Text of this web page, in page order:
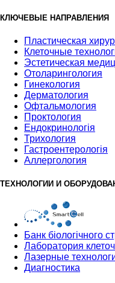
КЛЮЧЕВЫЕ НАПРАВЛЕНИЯ
Пластическая
Клеточные
Эстетическая
Отоларингология
Гинекология
Дерматология
Офтальмология
Проктология
Ендокринологія
Трихология
Гастроентерологія
Аллергология
ТЕХНОЛОГИИ И
Банк бiологiчного
Лаборатория
Лазерные
Диагностика